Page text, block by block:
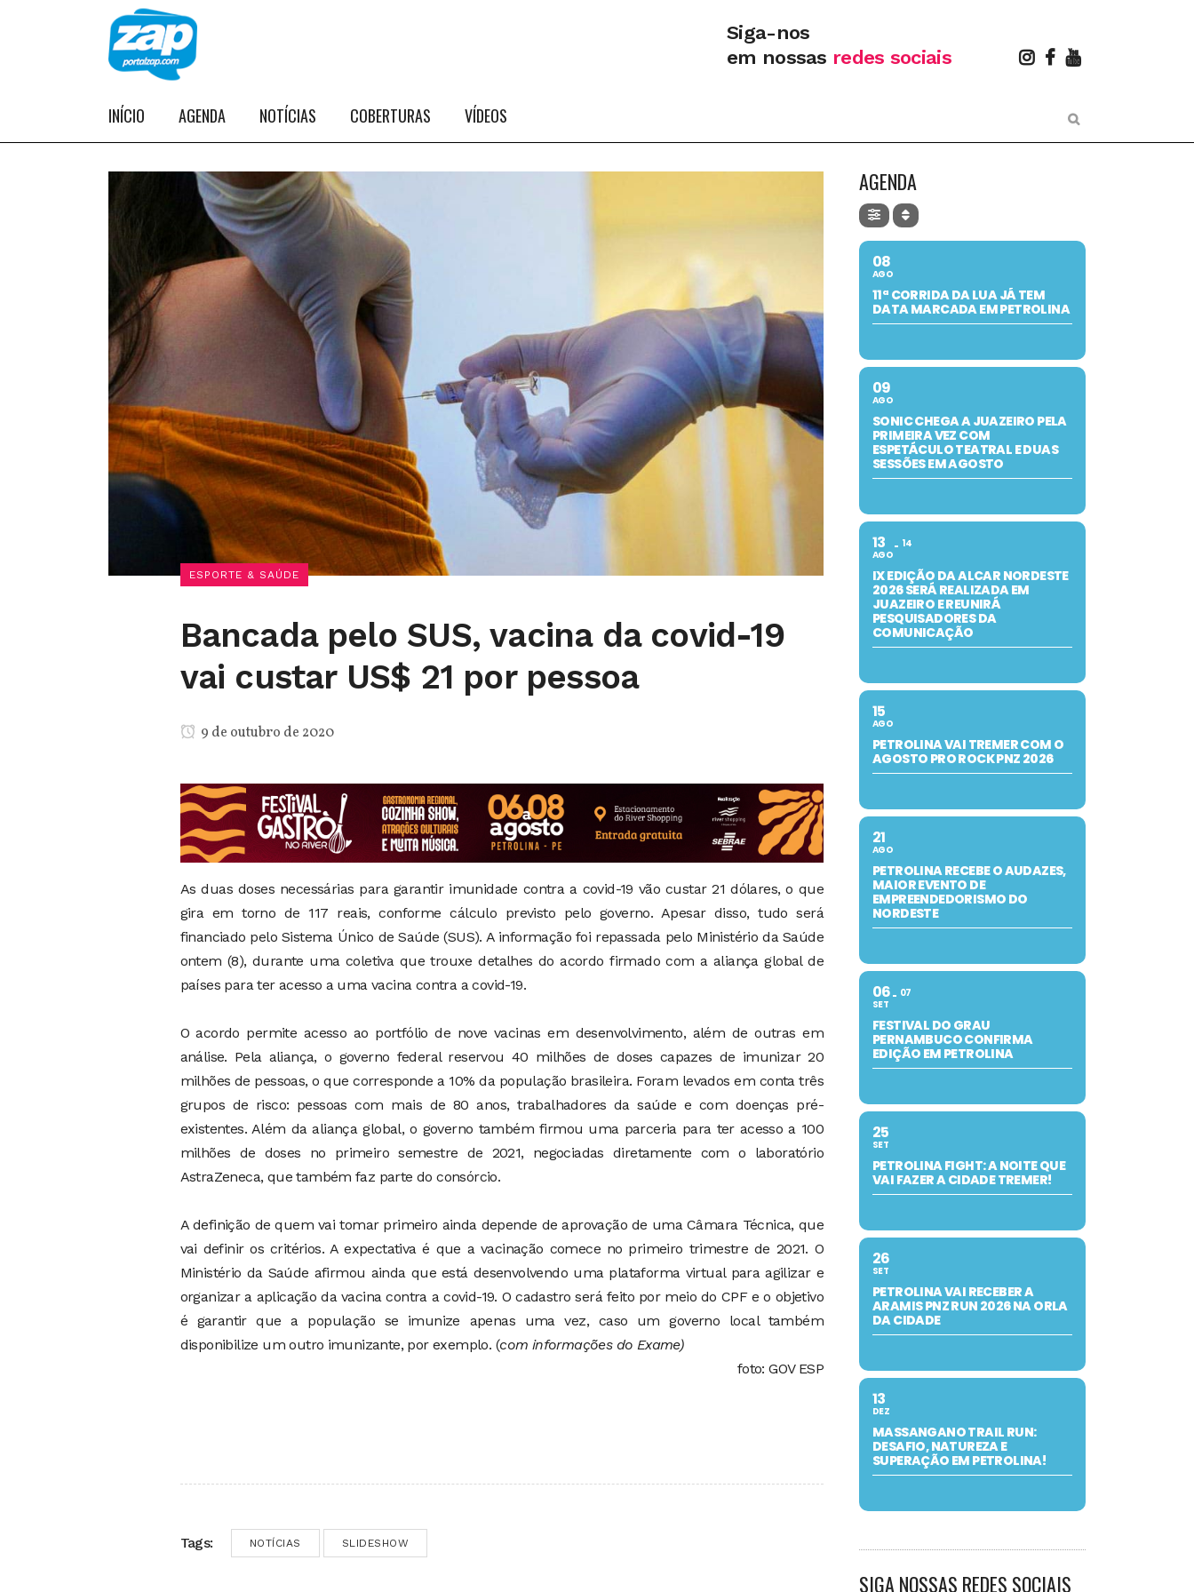
Siga-nos
em nossas redes sociais
INÍCIO AGENDA NOTÍCIAS COBERTURAS VÍDEOS
ESPORTE & SAÚDE
Bancada pelo SUS, vacina da covid-19
vai custar US$ 21 por pessoa
9 de outubro de 2020
As duas doses necessárias para garantir imunidade contra a covid-19 vão custar 21 dólares, o que
gira em torno de 117 reais, conforme cálculo previsto pelo governo. Apesar disso, tudo será
financiado pelo Sistema Único de Saúde (SUS). A informação foi repassada pelo Ministério da Saúde
ontem (8), durante uma coletiva que trouxe detalhes do acordo firmado com a aliança global de
países para ter acesso a uma vacina contra a covid-19.
O acordo permite acesso ao portfólio de nove vacinas em desenvolvimento, além de outras em
análise. Pela aliança, o governo federal reservou 40 milhões de doses capazes de imunizar 20
milhões de pessoas, o que corresponde a 10% da população brasileira. Foram levados em conta três
grupos de risco: pessoas com mais de 80 anos, trabalhadores da saúde e com doenças pré-
existentes. Além da aliança global, o governo também firmou uma parceria para ter acesso a 100
milhões de doses no primeiro semestre de 2021, negociadas diretamente com o laboratório
AstraZeneca, que também faz parte do consórcio.
A definição de quem vai tomar primeiro ainda depende de aprovação de uma Câmara Técnica, que
vai definir os critérios. A expectativa é que a vacinação comece no primeiro trimestre de 2021. O
Ministério da Saúde afirmou ainda que está desenvolvendo uma plataforma virtual para agilizar e
organizar a aplicação da vacina contra a covid-19. O cadastro será feito por meio do CPF e o objetivo
é garantir que a população se imunize apenas uma vez, caso um governo local também
disponibilize um outro imunizante, por exemplo. (com informações do Exame)
foto: GOV ESP
Tags: NOTÍCIAS SLIDESHOW
AGENDA
08
AGO
11ª CORRIDA DA LUA JÁ TEM
DATA MARCADA EM PETROLINA
09
AGO
SONIC CHEGA A JUAZEIRO PELA
PRIMEIRA VEZ COM
ESPETÁCULO TEATRAL E DUAS
SESSÕES EM AGOSTO
13
AGO
14
IX EDIÇÃO DA ALCAR NORDESTE
2026 SERÁ REALIZADA EM
JUAZEIRO E REUNIRÁ
PESQUISADORES DA
COMUNICAÇÃO
15
AGO
PETROLINA VAI TREMER COM O
AGOSTO PRO ROCK PNZ 2026
21
AGO
PETROLINA RECEBE O AUDAZES,
MAIOR EVENTO DE
EMPREENDEDORISMO DO
NORDESTE
06
SET
07
FESTIVAL DO GRAU
PERNAMBUCO CONFIRMA
EDIÇÃO EM PETROLINA
25
SET
PETROLINA FIGHT: A NOITE QUE
VAI FAZER A CIDADE TREMER!
26
SET
PETROLINA VAI RECEBER A
ARAMIS PNZ RUN 2026 NA ORLA
DA CIDADE
13
DEZ
MASSANGANO TRAIL RUN:
DESAFIO, NATUREZA E
SUPERAÇÃO EM PETROLINA!
SIGA NOSSAS REDES SOCIAIS